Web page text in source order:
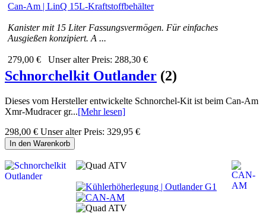
Can-Am | LinQ 15L-Kraftstoffbehälter
Kanister mit 15 Liter Fassungsvermögen. Für einfaches
Ausgießen konzipiert. A ...
279,00 € Unser alter Preis: 288,30 €
Schnorchelkit Outlander (2)
Dieses vom Hersteller entwickelte Schnorchel-Kit ist beim Can-Am
Xmr-Mudracer gr...[Mehr lesen]
298,00 € Unser alter Preis: 329,95 €
In den Warenkorb